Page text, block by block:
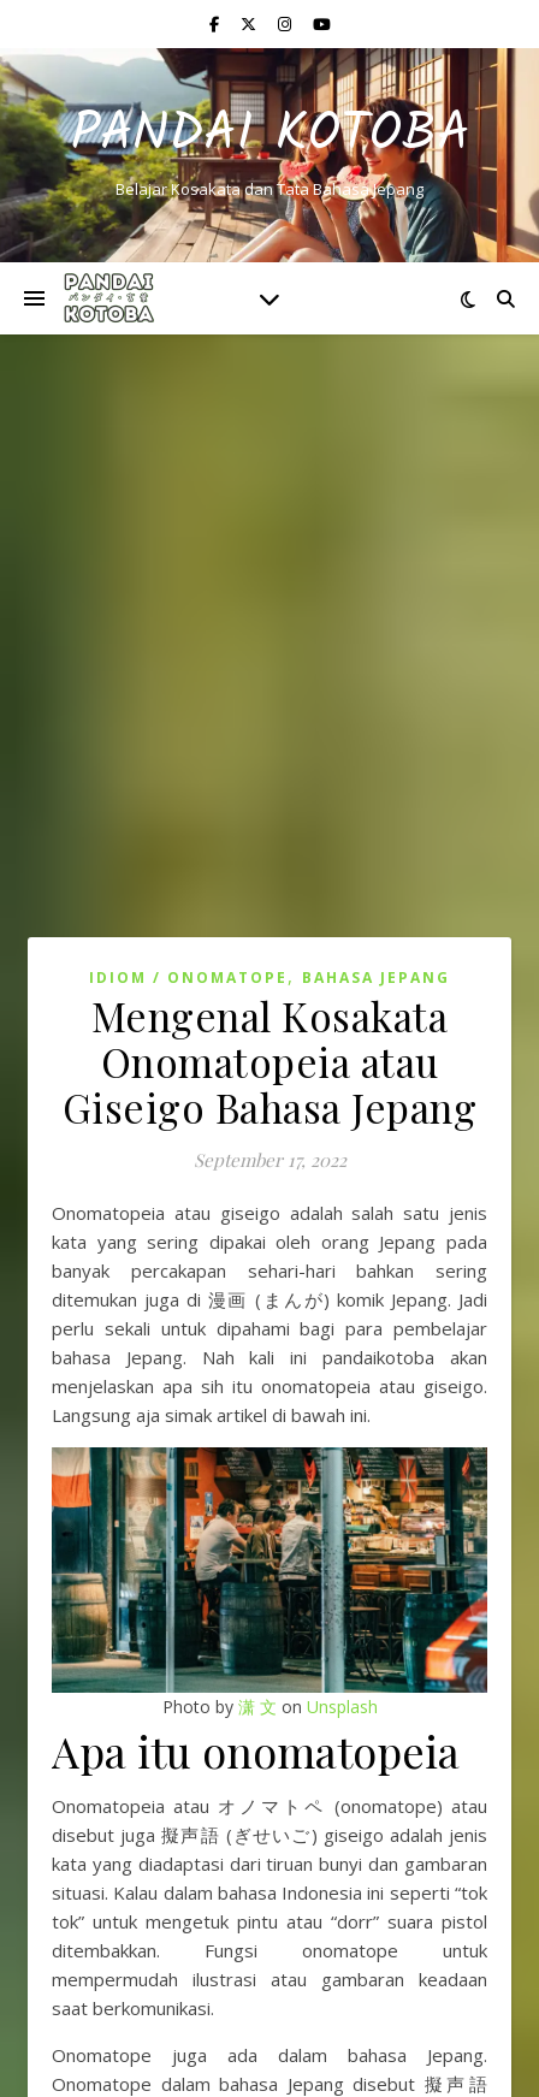
PANDAI KOTOBA
Belajar Kosakata dan Tata Bahasa Jepang
IDIOM / ONOMATOPE , BAHASA JEPANG
Mengenal Kosakata
Onomatopeia atau
Giseigo Bahasa Jepang
September 17, 2022
Onomatopeia atau giseigo adalah salah satu jenis
kata yang sering dipakai oleh orang Jepang pada
banyak percakapan sehari-hari bahkan sering
ditemukan juga di 漫画 (まんが) komik Jepang. Jadi
perlu sekali untuk dipahami bagi para pembelajar
bahasa Jepang. Nah kali ini pandaikotoba akan
menjelaskan apa sih itu onomatopeia atau giseigo.
Langsung aja simak artikel di bawah ini.
Photo by 潇 文 on Unsplash
Apa itu onomatopeia
Onomatopeia atau オノマトペ (onomatope) atau
disebut juga 擬声語 (ぎせいご) giseigo adalah jenis
kata yang diadaptasi dari tiruan bunyi dan gambaran
situasi. Kalau dalam bahasa Indonesia ini seperti “tok
tok” untuk mengetuk pintu atau “dorr” suara pistol
ditembakkan. Fungsi onomatope untuk
mempermudah ilustrasi atau gambaran keadaan
saat berkomunikasi.
Onomatope juga ada dalam bahasa Jepang.
Onomatope dalam bahasa Jepang disebut 擬声語